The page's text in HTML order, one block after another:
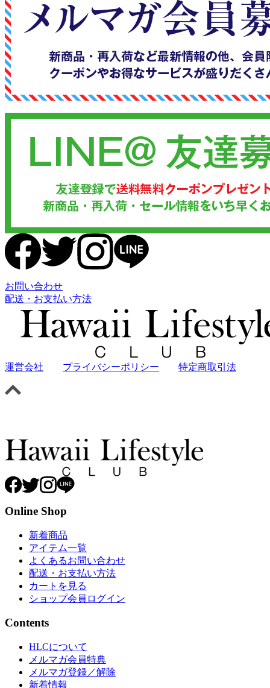
お問い合わせ
配送・お支払い方法
運営会社 プライバシーポリシー 特定商取引法
Online Shop
新着商品
アイテム一覧
よくあるお問い合わせ
配送・お支払い方法
カートを見る
ショップ会員ログイン
Contents
HLCについて
メルマガ会員特典
メルマガ登録／解除
新着情報